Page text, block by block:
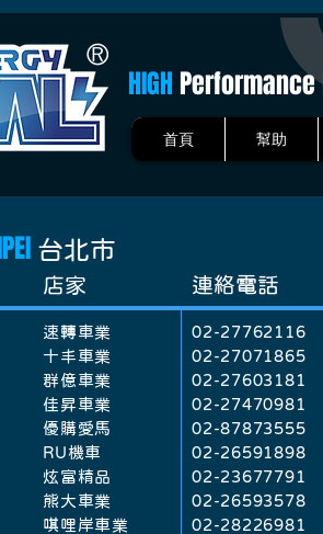
台北市
​店家 連絡電話
速轉車業
十丰車業
群億車業
佳昇車業
​優購愛馬
RU機車
炫富精品
熊大車業
唭哩岸車業
02-27762116
02-27071865
02-27603181
02-27470981
02-87873555
02-26591898
​02-23677791
02-26593578
02-28226981
HIGH Performance
首頁 幫助